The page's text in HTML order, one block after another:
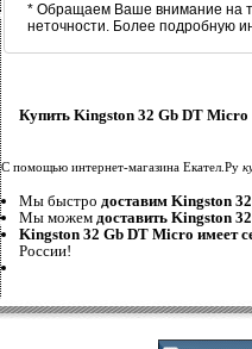
* Обращаем Ваше внимание на
неточности. Более подробную
Купить Kingston 32 Gb DT Micro
С помощью интернет-магазина Екател.Ру
Мы быстро доставим Kingston
Мы можем доставить Kingston
Kingston 32 Gb DT Micro имеет
России!